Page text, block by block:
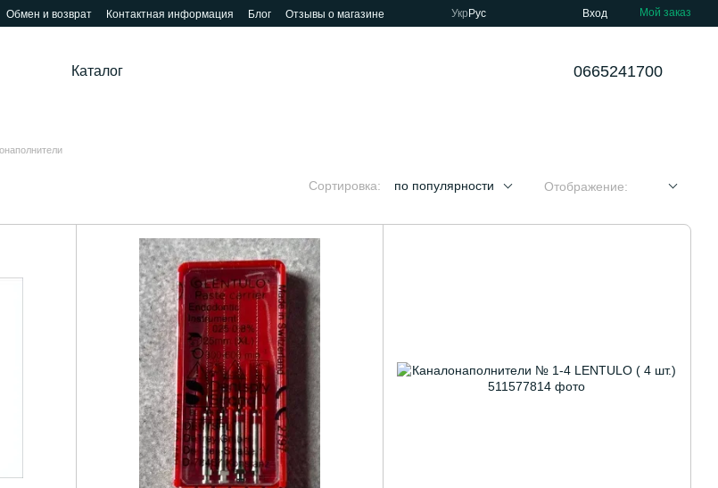
Обмен и возврат Контактная информация Блог Отзывы о магазине Укр Рус Вход Мой заказ
Каталог 0665241700
Сортировка: по популярности Отображение: